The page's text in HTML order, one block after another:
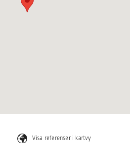
Visa referenser i kartvy